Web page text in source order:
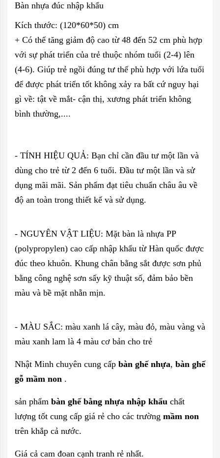
Bàn nhựa đúc nhập khẩu
Kích thước: (120*60*50) cm
+ Có thể tăng giảm độ cao từ 48 đến 52 cm phù hợp
với sự phát triển của trẻ thuộc nhóm tuổi (2-4) lên
(4-6). Giúp trẻ ngồi đúng tư thế phù hợp với lứa tuổi
để được phát triển tốt không xảy ra bất cứ nguy hại
gì về: tật về mắt- cận thị, xương phát triển không
bình thường,....
- TÍNH HIỆU QUẢ: Bạn chỉ cần đầu tư một lần và
dùng cho trẻ từ 2 đến 6 tuổi. Đầu tư một lần và sử
dụng mãi mãi. Sản phẩm đạt tiêu chuẩn châu âu về
độ an toàn trong thiết kế và sử dụng.
- NGUYÊN VẬT LIỆU: Mặt bàn là nhựa PP
(polypropylen) cao cấp nhập khẩu từ Hàn quốc được
đúc theo khuôn. Khung chân bằng sắt được sơn phủ
bằng công nghệ sơn sấy kỹ thuật số, đảm bảo bền
màu và bề mặt nhẵn mịn.
- MÀU SẮC: màu xanh lá cây, màu đỏ, màu vàng và
màu xanh lam là 4 màu cơ bản cho trẻ
Nhật Minh chuyên cung cấp bàn ghế nhựa, bàn ghế
gỗ mầm non .
sản phẩm bàn ghế bằng nhựa nhập khẩu chất
lượng tốt cung cấp giá rẻ cho các trường mầm non
trên khắp cả nước.
Giá cả cam đoan cạnh tranh rẻ nhất.